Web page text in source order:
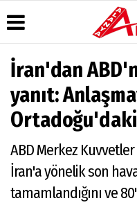
Üye Paneli
Haber
Arşivi
Arşivi
Günün
Haberleri
Gazete
İran'dan
yanıt:
ABD Merkez Kuvvetler
İran'a yönelik son
tamamlandığını ve